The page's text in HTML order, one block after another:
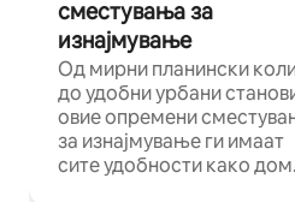
сместувања за
изнајмување
Од мирни планински
до удобни урбани
овие опремени
за изнајмување ги имаат
сите удобности како дом.